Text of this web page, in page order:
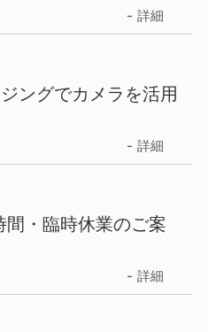
詳細
ングでカメラを活用
詳細
・臨時休業のご案
詳細